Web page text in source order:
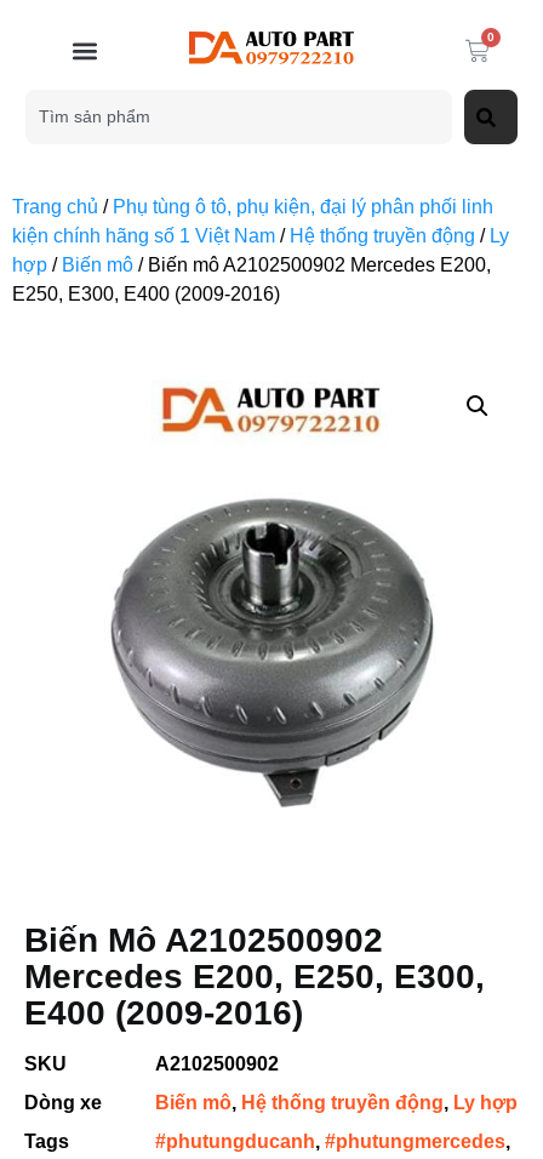
0
Trang chủ / Phụ tùng ô tô, phụ kiện, đại lý phân phối linh
kiện chính hãng số 1 Việt Nam / Hệ thống truyền động / Ly
hợp / Biến mô / Biến mô A2102500902 Mercedes E200,
E250, E300, E400 (2009-2016)
Biến Mô A2102500902
Mercedes E200, E250, E300,
E400 (2009-2016)
SKU
A2102500902
Dòng xe
Biến mô, Hệ thống truyền động, Ly hợp
Tags
#phutungducanh, #phutungmercedes,